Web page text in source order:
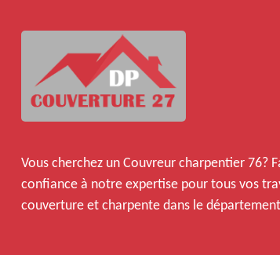
Vous cherchez un Couvreur charpentier 76?
confiance à notre expertise pour tous vos
couverture et charpente dans le